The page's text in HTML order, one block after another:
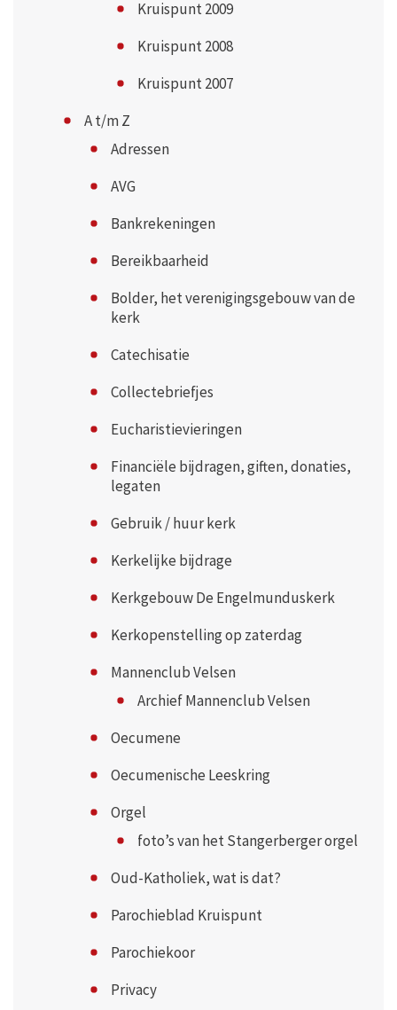
Kruispunt 2009
Kruispunt 2008
Kruispunt 2007
A t/m Z
Adressen
AVG
Bankrekeningen
Bereikbaarheid
Bolder, het verenigingsgebouw van de
kerk
Catechisatie
Collectebriefjes
Eucharistievieringen
Financiële bijdragen, giften, donaties,
legaten
Gebruik / huur kerk
Kerkelijke bijdrage
Kerkgebouw De Engelmunduskerk
Kerkopenstelling op zaterdag
Mannenclub Velsen
Archief Mannenclub Velsen
Oecumene
Oecumenische Leeskring
Orgel
foto’s van het Stangerberger orgel
Oud-Katholiek, wat is dat?
Parochieblad Kruispunt
Parochiekoor
Privacy